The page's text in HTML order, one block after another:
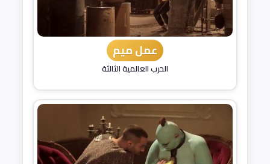
عمل ميم
الحرب العالمية الثالثة